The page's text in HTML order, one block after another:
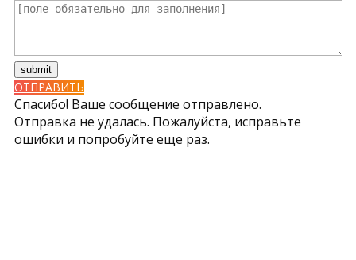
ОТПРАВИТЬ
Спасибо! Ваше сообщение отправлено.
Отправка не удалась. Пожалуйста, исправьте
ошибки и попробуйте еще раз.